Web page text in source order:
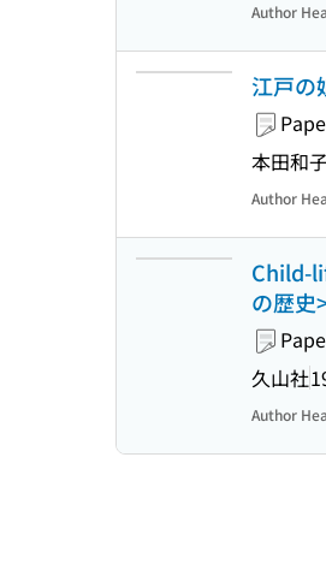
Author
江戸の
本田和
Author
Child-
の歴史
久山社
Author